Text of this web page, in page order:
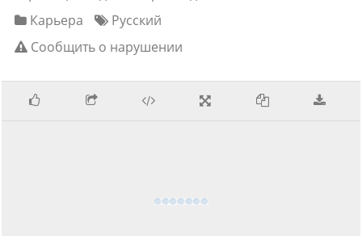
Карьера
Русский
Сообщить о нарушении